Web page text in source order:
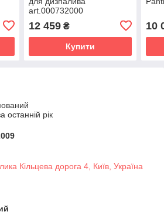
art.000732000
12 459₴
Купити
10
останній рік
Кільцева дорога 4, Київ, Україна